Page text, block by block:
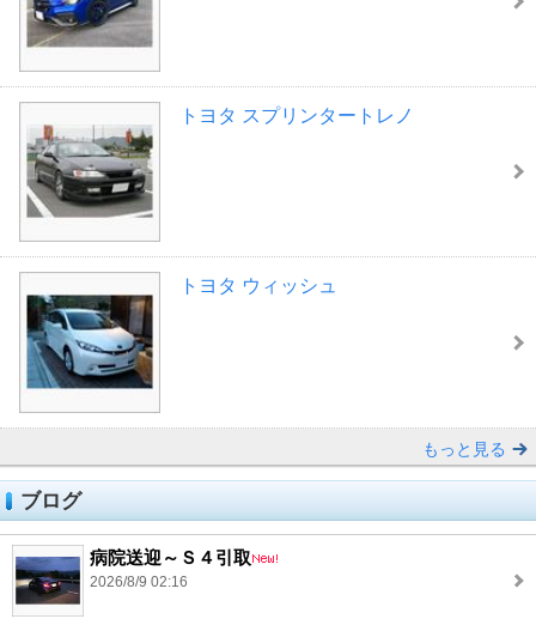
トヨタ スプリンタートレノ
トヨタ ウィッシュ
もっと見る
ブログ
病院送迎～Ｓ４引取
2026/8/9 02:16